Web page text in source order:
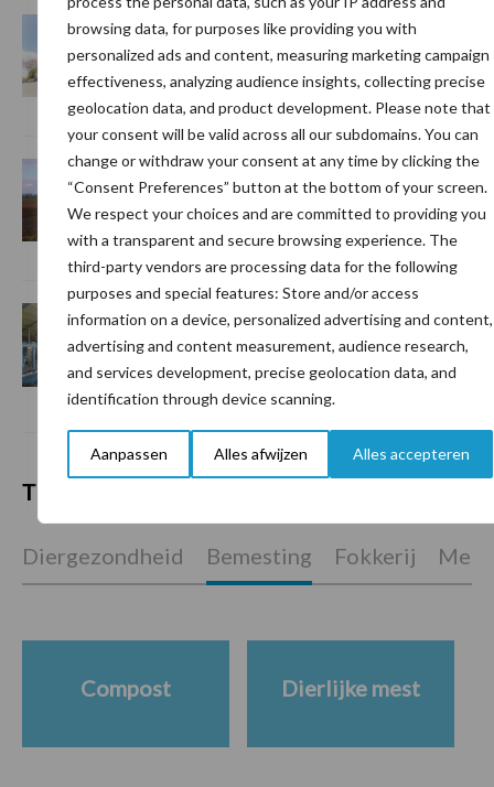
browsing data, for purposes like providing you with
personalized ads and content, measuring marketing campaign
effectiveness, analyzing audience insights, collecting precise
geolocation data, and product development. Please note that
your consent will be valid across all our subdomains. You can
change or withdraw your consent at any time by clicking the
“Consent Preferences” button at the bottom of your screen.
We respect your choices and are committed to providing you
with a transparent and secure browsing experience. The
third-party vendors are processing data for the following
purposes and special features: Store and/or access
information on a device, personalized advertising and content,
advertising and content measurement, audience research,
and services development, precise geolocation data, and
identification through device scanning.
Aanpassen Alles afwijzen Alles accepteren
Van onze partner De Heus
De Heus rondt overname CJ
Feed & Care af
Van onze partner De Heus
Bemesting 2026: zo haal je
meer uit minder stikstof
Van onze partner De Heus
Stefan Galesloot investeert
in stal en voer voor rust op
het erf
Themapagina's
Diergezondheid Bemesting Fokkerij
Compost Dierlijke mest